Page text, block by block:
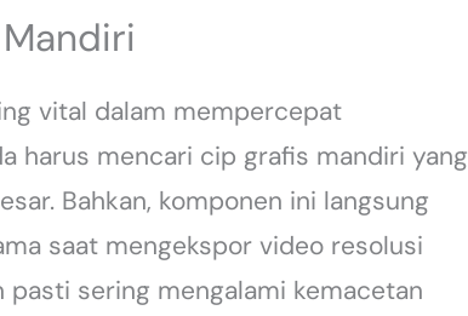
vital dalam mempercepat
harus mencari cip grafis mandiri yang
Bahkan, komponen ini langsung
saat mengekspor video resolusi
sering mengalami kemacetan